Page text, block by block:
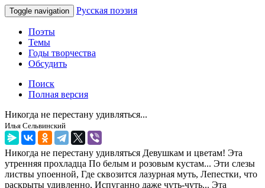
Toggle navigation Русская поэзия
Поэты
Темы
Годы творчества
Обсудить
Поиск
Полная версия
Никогда не перестану удивляться...
Илья Сельвинский
Никогда не перестану удивляться Девушкам и цветам! Эта
утренняя прохладца По белым и розовым кустам... Эти слезы
листвы упоенной, Где сквозится лазурная муть, Лепестки, что
раскрыты удивленно, Испуганно даже чуть-чуть... Эта